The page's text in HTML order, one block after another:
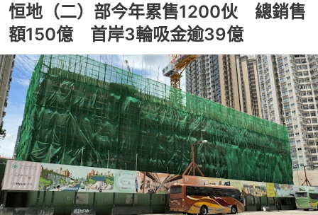
恒地（二）部今年累售1200伙 總銷售
額150億 首岸3輪吸金逾39億